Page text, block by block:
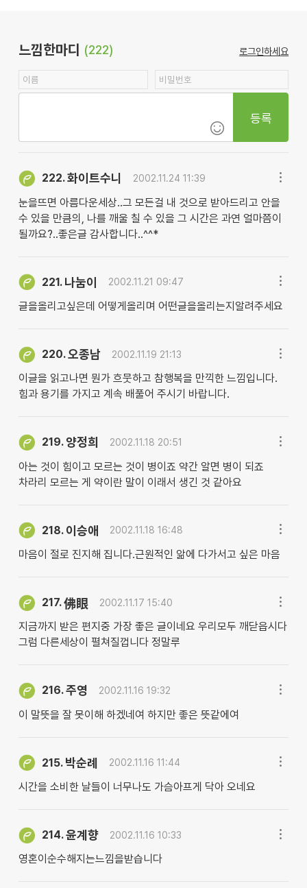
느낌한마디 (222) 로그인하세요
등록
222.화이트수니 2002.11.24 11:39
눈을뜨면 아름다운세상..그 모든걸 내 것으로 받아드리고 안을
수 있을 만큼의, 나를 깨울 칠 수 있을 그 시간은 과연 얼마쯤이
될까요?..좋은글 감사합니다..^^*
221. 나눔이 2002.11.21 09:47
글을올리고싶은데 어떻게올리며 어떤글을올리는지알려주세요
220.오종남 2002.11.19 21:13
이글을 읽고나면 뭔가 흐뭇하고 참행복을 만끽한 느낌입니다.
힘과 용기를 가지고 계속 배풀어 주시기 바랍니다.
219.양정희 2002.11.18 20:51
아는 것이 힘이고 모르는 것이 병이죠 약간 알면 병이 되죠
차라리 모르는 게 약이란 말이 이래서 생긴 것 같아요
218. 이승애 2002.11.18 16:48
마음이 절로 진지해 집니다.근원적인 앎에 다가서고 싶은 마음
217.佛眼 2002.11.17 15:40
지금까지 받은 편지중 가장 좋은 글이네요 우리모두 깨닫읍시다
그럼 다른세상이 펼쳐질껍니다 정말루
216.주영 2002.11.16 19:32
이 말뜻을 잘 못이해 하겠네여 하지만 좋은 뜻같에여
215. 박순례 2002.11.16 11:44
시간을 소비한 날들이 너무나도 가슴아프게 닥아 오네요
214.윤계향 2002.11.16 10:33
영혼이순수해지는느낌을받습니다